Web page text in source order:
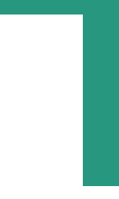
同友会について